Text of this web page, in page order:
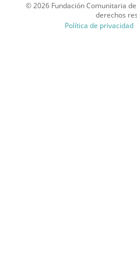
© 2026 Fundación Comunitaria
derechos
Política de privacidad